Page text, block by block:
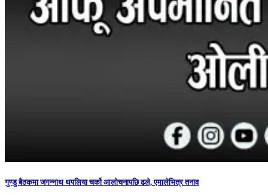
गुण्डु बैठकमा जगन्नाथ थपलिया चर्को आलोचनापछि ढले, एमालेभित्र तनाव